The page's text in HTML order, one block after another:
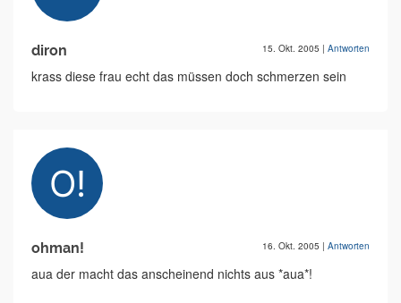
diron 15. Okt. 2005 | Antworten
krass diese frau echt das müssen doch schmerzen sein
ohman! 16. Okt. 2005 | Antworten
aua der macht das anscheinend nichts aus *aua*!